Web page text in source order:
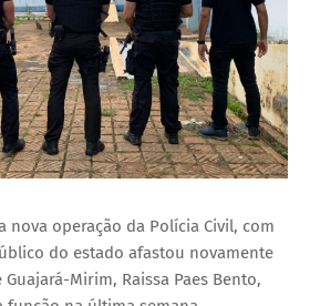
nova operação da Polícia Civil, com
do estado afastou novamente
Mirim, Raissa Paes Bento,